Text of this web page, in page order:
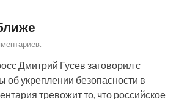
Дмитрий Гусев заговорил с
об укреплении безопасности в
тревожит то, что российское